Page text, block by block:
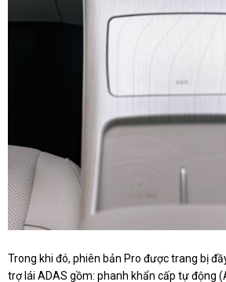
Trong khi đó, phiên bản Pro được trang bị
trợ lái ADAS gồm: phanh khẩn cấp tự động